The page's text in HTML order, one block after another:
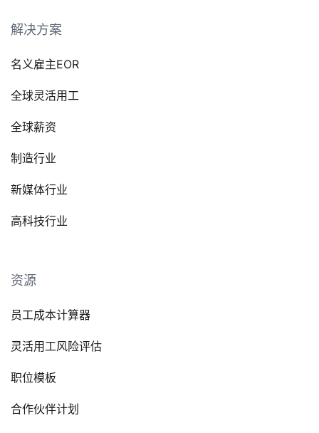
解决方案
名义雇主EOR
全球灵活用工
全球薪资
制造行业
新媒体行业
高科技行业
资源
员工成本计算器
灵活用工风险评估
职位模板
合作伙伴计划